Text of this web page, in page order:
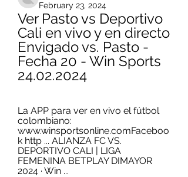
February 23, 2024
Ver Pasto vs Deportivo
Cali en vivo y en directo
Envigado vs. Pasto -
Fecha 20 - Win Sports
24.02.2024
La APP para ver en vivo el fútbol
colombiano:
www.winsportsonline.comFaceboo
k http ... ALIANZA FC VS.
DEPORTIVO CALI | LIGA
FEMENINA BETPLAY DIMAYOR
2024 · Win ...